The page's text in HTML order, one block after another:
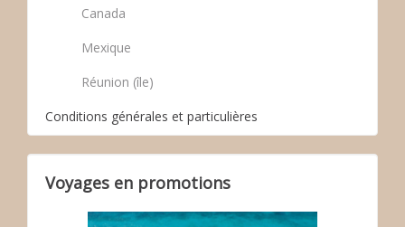
Canada
Mexique
Réunion (île)
Conditions générales et particulières
Voyages en promotions